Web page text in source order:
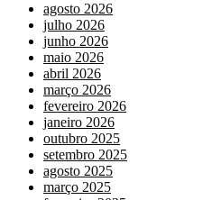
agosto 2026
julho 2026
junho 2026
maio 2026
abril 2026
março 2026
fevereiro 2026
janeiro 2026
outubro 2025
setembro 2025
agosto 2025
março 2025